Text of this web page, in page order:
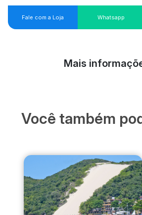
Fale com a Loja Whatsapp
Mais
Você também